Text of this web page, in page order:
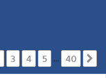
de 40
3 4 5 … 40